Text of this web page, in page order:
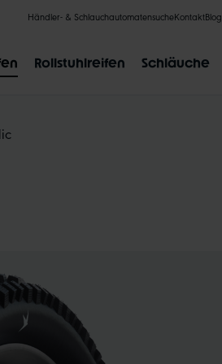
Händler- & SchlauchautomatensucheKontaktBlog
Rollstuhlreifen Schläuche